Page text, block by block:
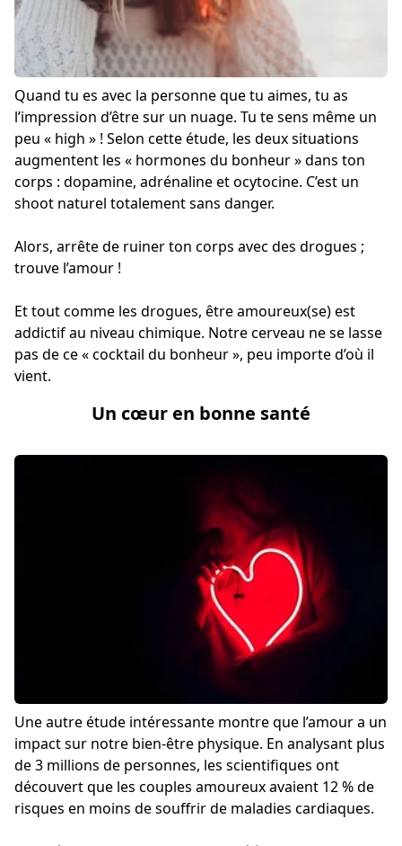
Quand tu es avec la personne que tu aimes, tu as
l’impression d’être sur un nuage. Tu te sens même un
peu « high » ! Selon cette étude, les deux situations
augmentent les « hormones du bonheur » dans ton
corps : dopamine, adrénaline et ocytocine. C’est un
shoot naturel totalement sans danger.
Alors, arrête de ruiner ton corps avec des drogues ;
trouve l’amour !
Et tout comme les drogues, être amoureux(se) est
addictif au niveau chimique. Notre cerveau ne se lasse
pas de ce « cocktail du bonheur », peu importe d’où il
vient.
Un cœur en bonne santé
Une autre étude intéressante montre que l’amour a un
impact sur notre bien-être physique. En analysant plus
de 3 millions de personnes, les scientifiques ont
découvert que les couples amoureux avaient 12 % de
risques en moins de souffrir de maladies cardiaques.